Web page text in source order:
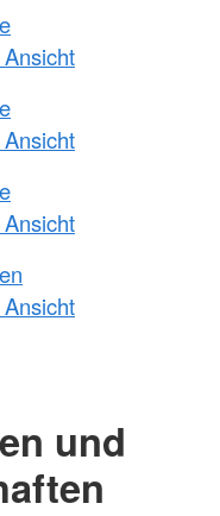
und